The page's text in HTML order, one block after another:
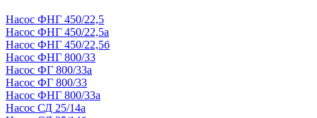
Насос ФНГ 450/22,5
Насос ФНГ 450/22,5а
Насос ФНГ 450/22,5б
Насос ФНГ 800/33
Насос ФГ 800/33а
Насос ФГ 800/33
Насос ФНГ 800/33а
Насос СД 25/14а